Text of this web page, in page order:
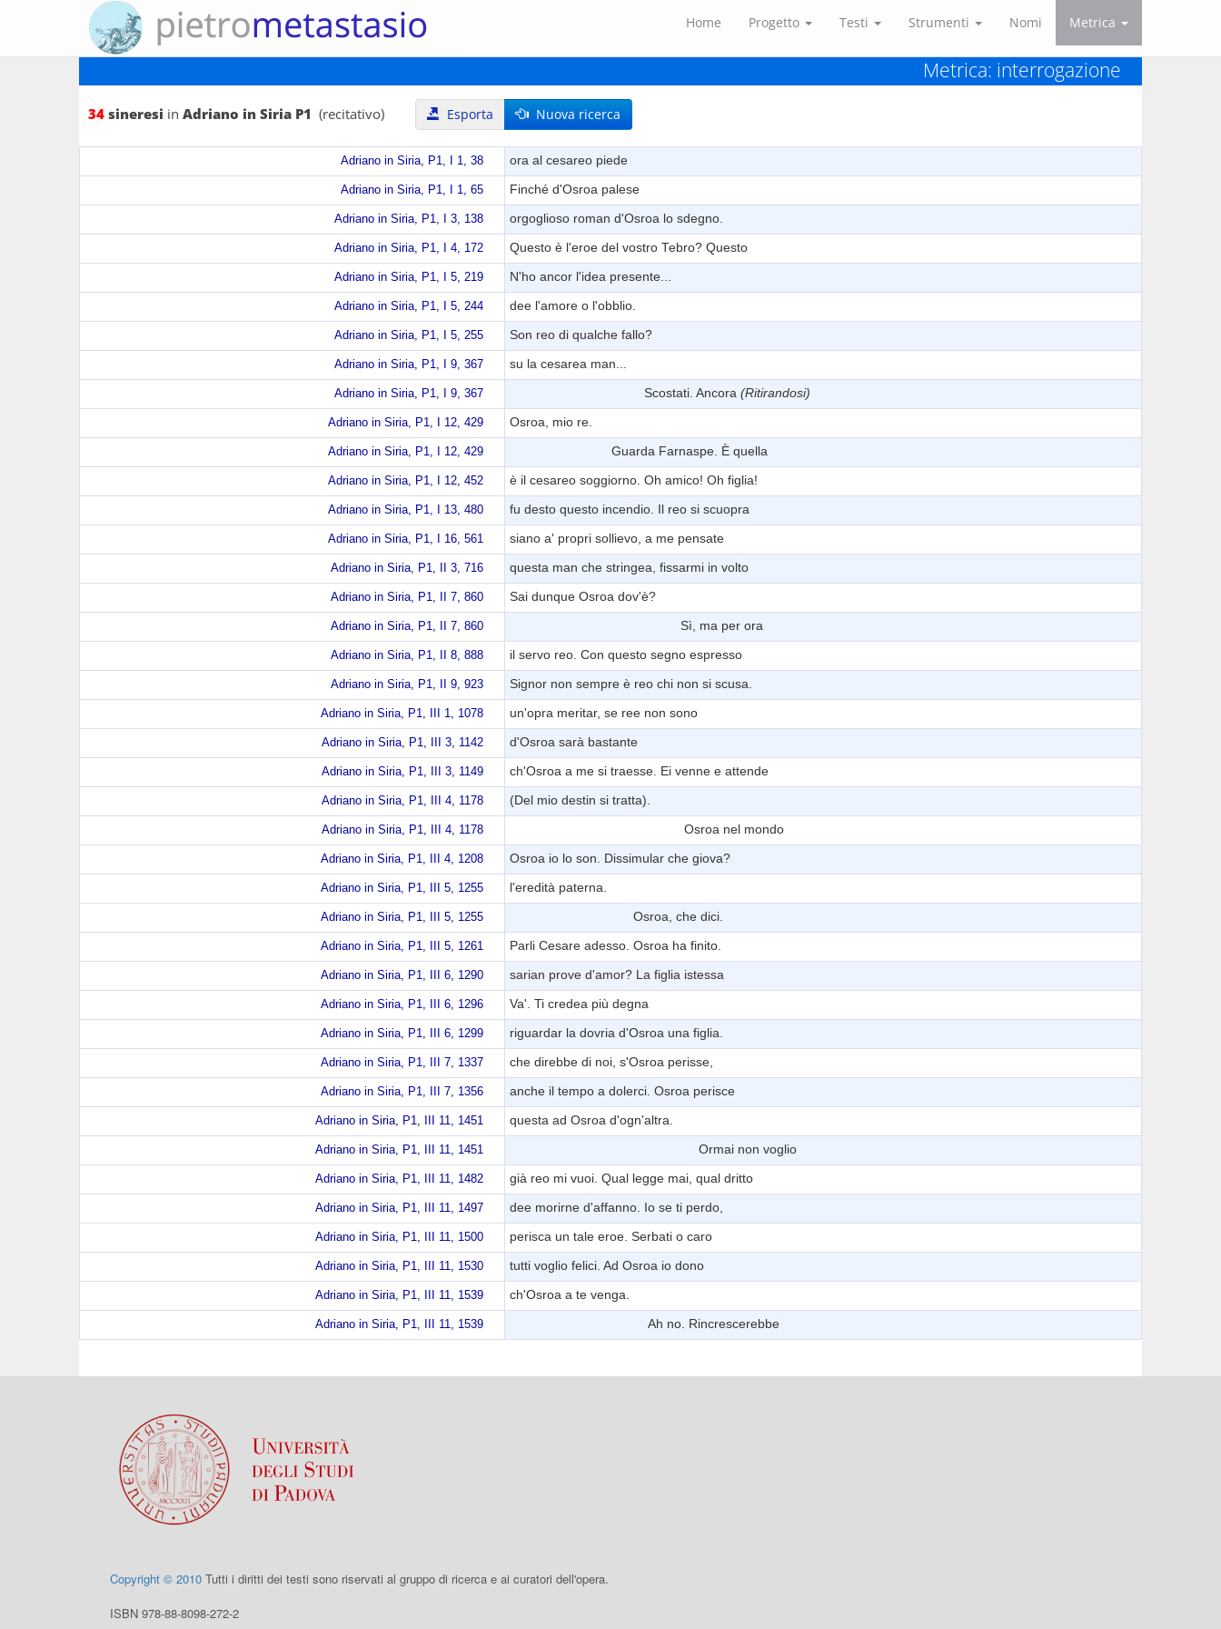
Home Progetto Testi Strumenti Nomi Metrica
Metrica: interrogazione
34 sineresi in Adriano in Siria P1 (recitativo) Esporta Nuova ricerca
Adriano in Siria, P1, I 1, 38 ora al cesareo piede
Adriano in Siria, P1, I 1, 65 Finché d'Osroa palese
Adriano in Siria, P1, I 3, 138 orgoglioso roman d'Osroa lo sdegno.
Adriano in Siria, P1, I 4, 172 Questo è l'eroe del vostro Tebro? Questo
Adriano in Siria, P1, I 5, 219 N'ho ancor l'idea presente...
Adriano in Siria, P1, I 5, 244 dee l'amore o l'obblio.
Adriano in Siria, P1, I 5, 255 Son reo di qualche fallo?
Adriano in Siria, P1, I 9, 367 su la cesarea man...
Adriano in Siria, P1, I 9, 367 Scostati. Ancora(Ritirandosi)
Adriano in Siria, P1, I 12, 429 Osroa, mio re.
Adriano in Siria, P1, I 12, 429 Guarda Farnaspe. È quella
Adriano in Siria, P1, I 12, 452 è il cesareo soggiorno. Oh amico! Oh figlia!
Adriano in Siria, P1, I 13, 480 fu desto questo incendio. Il reo si scuopra
Adriano in Siria, P1, I 16, 561 siano a' propri sollievo, a me pensate
Adriano in Siria, P1, II 3, 716 questa man che stringea, fissarmi in volto
Adriano in Siria, P1, II 7, 860 Sai dunque Osroa dov'è?
Adriano in Siria, P1, II 7, 860 Sì, ma per ora
Adriano in Siria, P1, II 8, 888 il servo reo. Con questo segno espresso
Adriano in Siria, P1, II 9, 923 Signor non sempre è reo chi non si scusa.
Adriano in Siria, P1, III 1, 1078 un'opra meritar, se ree non sono
Adriano in Siria, P1, III 3, 1142 d'Osroa sarà bastante
Adriano in Siria, P1, III 3, 1149 ch'Osroa a me si traesse. Ei venne e attende
Adriano in Siria, P1, III 4, 1178 (Del mio destin si tratta).
Adriano in Siria, P1, III 4, 1178 Osroa nel mondo
Adriano in Siria, P1, III 4, 1208 Osroa io lo son. Dissimular che giova?
Adriano in Siria, P1, III 5, 1255 l'eredità paterna.
Adriano in Siria, P1, III 5, 1255 Osroa, che dici.
Adriano in Siria, P1, III 5, 1261 Parli Cesare adesso. Osroa ha finito.
Adriano in Siria, P1, III 6, 1290 sarian prove d'amor? La figlia istessa
Adriano in Siria, P1, III 6, 1296 Va'. Ti credea più degna
Adriano in Siria, P1, III 6, 1299 riguardar la dovria d'Osroa una figlia.
Adriano in Siria, P1, III 7, 1337 che direbbe di noi, s'Osroa perisse,
Adriano in Siria, P1, III 7, 1356 anche il tempo a dolerci. Osroa perisce
Adriano in Siria, P1, III 11, 1451 questa ad Osroa d'ogn'altra.
Adriano in Siria, P1, III 11, 1451 Ormai non voglio
Adriano in Siria, P1, III 11, 1482 già reo mi vuoi. Qual legge mai, qual dritto
Adriano in Siria, P1, III 11, 1497 dee morirne d'affanno. Io se ti perdo,
Adriano in Siria, P1, III 11, 1500 perisca un tale eroe. Serbati o caro
Adriano in Siria, P1, III 11, 1530 tutti voglio felici. Ad Osroa io dono
Adriano in Siria, P1, III 11, 1539 ch'Osroa a te venga.
Adriano in Siria, P1, III 11, 1539 Ah no. Rincrescerebbe
Copyright © 2010 Tutti i diritti dei testi sono riservati al gruppo di ricerca e ai curatori dell'opera.
ISBN 978-88-8098-272-2